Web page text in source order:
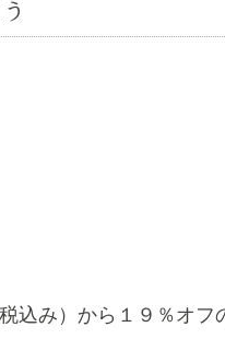
込み）から１９％オ